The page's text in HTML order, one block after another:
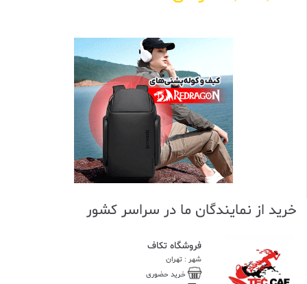
خرید از نمایندگان ما در سراسر کشور
فروشگاه تکاف
شهر : تهران
خرید حضوری